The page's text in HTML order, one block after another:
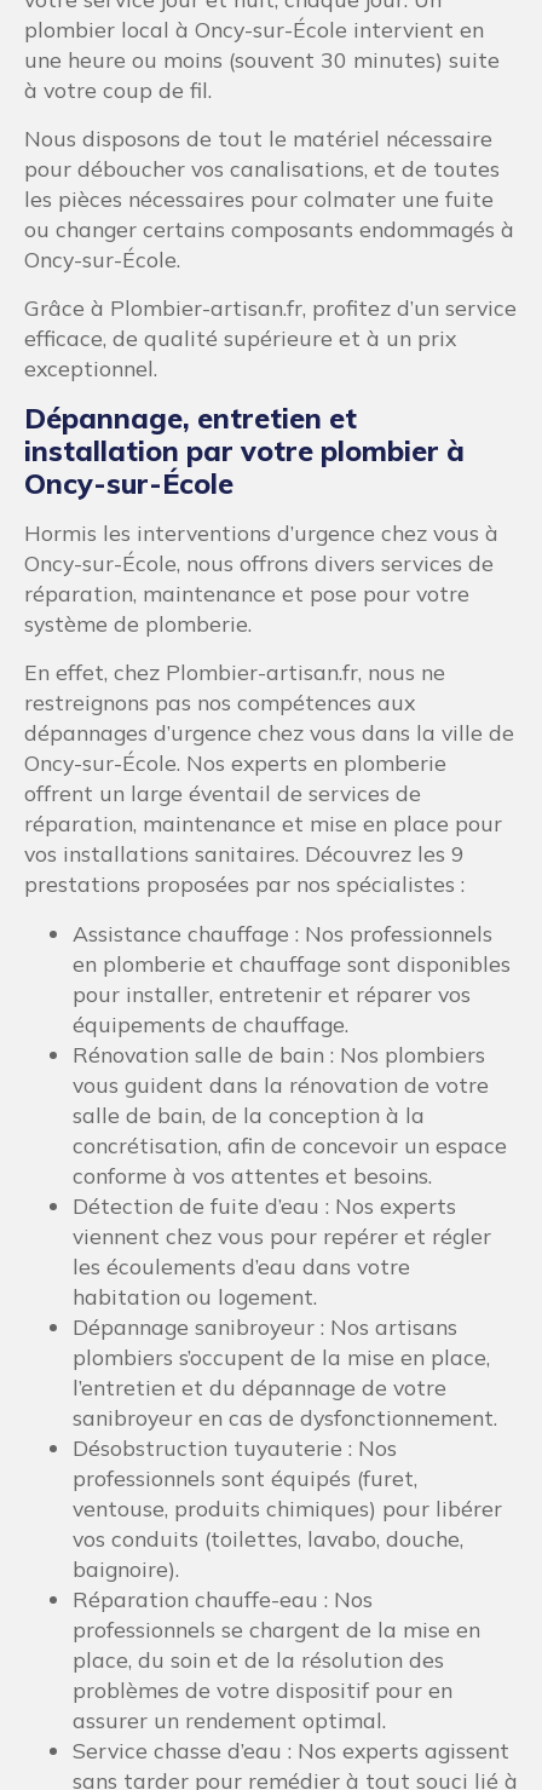
plombier local à Oncy-sur-École intervient en
une heure ou moins (souvent 30 minutes) suite
à votre coup de fil.
Nous disposons de tout le matériel nécessaire
pour déboucher vos canalisations, et de toutes
les pièces nécessaires pour colmater une fuite
ou changer certains composants endommagés à
Oncy-sur-École.
Grâce à Plombier-artisan.fr, profitez d’un service
efficace, de qualité supérieure et à un prix
exceptionnel.
Dépannage, entretien et
installation par votre plombier à
Oncy-sur-École
Hormis les interventions d’urgence chez vous à
Oncy-sur-École, nous offrons divers services de
réparation, maintenance et pose pour votre
système de plomberie.
En effet, chez Plombier-artisan.fr, nous ne
restreignons pas nos compétences aux
dépannages d’urgence chez vous dans la ville de
Oncy-sur-École. Nos experts en plomberie
offrent un large éventail de services de
réparation, maintenance et mise en place pour
vos installations sanitaires. Découvrez les 9
prestations proposées par nos spécialistes :
Assistance chauffage : Nos professionnels
en plomberie et chauffage sont disponibles
pour installer, entretenir et réparer vos
équipements de chauffage.
Rénovation salle de bain : Nos plombiers
vous guident dans la rénovation de votre
salle de bain, de la conception à la
concrétisation, afin de concevoir un espace
conforme à vos attentes et besoins.
Détection de fuite d’eau : Nos experts
viennent chez vous pour repérer et régler
les écoulements d’eau dans votre
habitation ou logement.
Dépannage sanibroyeur : Nos artisans
plombiers s’occupent de la mise en place,
l’entretien et du dépannage de votre
sanibroyeur en cas de dysfonctionnement.
Désobstruction tuyauterie : Nos
professionnels sont équipés (furet,
ventouse, produits chimiques) pour libérer
vos conduits (toilettes, lavabo, douche,
baignoire).
Réparation chauffe-eau : Nos
professionnels se chargent de la mise en
place, du soin et de la résolution des
problèmes de votre dispositif pour en
assurer un rendement optimal.
Service chasse d’eau : Nos experts agissent
sans tarder pour remédier à tout souci lié à